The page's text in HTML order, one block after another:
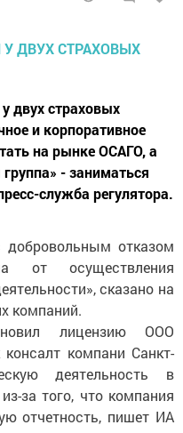
двух страховых
и корпоративное
на рынке ОСАГО, а
- заниматься
служба регулятора.
отказом
от осуществления
сказано на
компаний.
лицензию ООО
компани Санкт-
деятельность в
за того, что компания
отчетность, пишет ИА